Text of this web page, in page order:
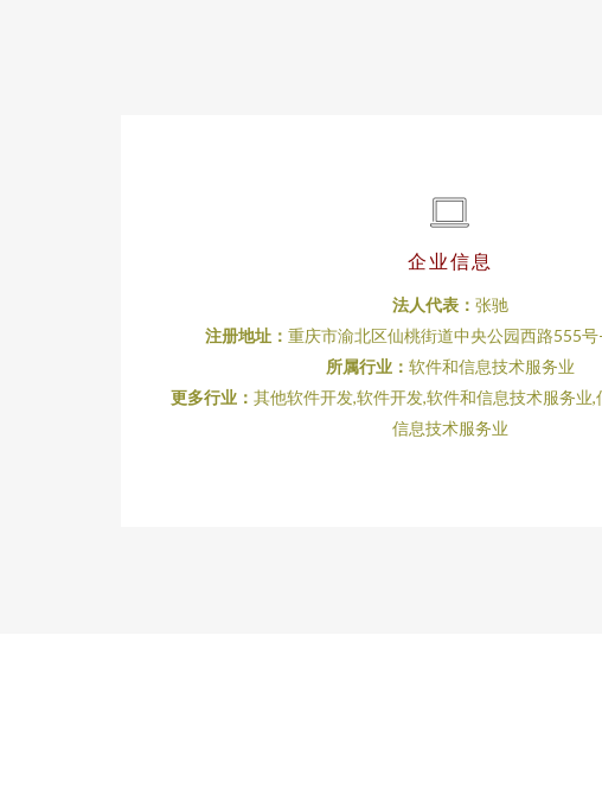
企业信息
法人代表： 张驰
注册地址： 重庆市渝北区仙桃街道中央公园西路555
所属行业： 软件和信息技术服务业
更多行业： 其他软件开发,软件开发,软件和信息技术服务业
信息技术服务业